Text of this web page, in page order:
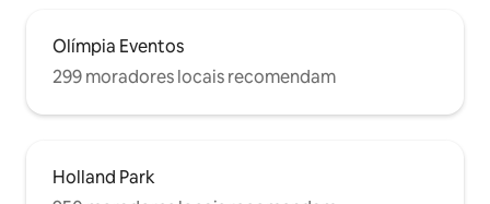
Olímpia Eventos
299 moradores locais recomendam
Holland Park